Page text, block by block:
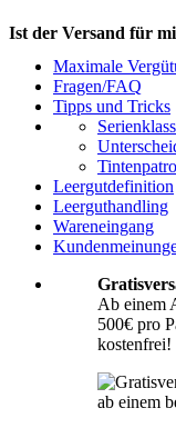
Ist der Versand für
Ein kostenfreier Versand
erst ab einem
möglich. Unter diesen
pro Paket bzw. 119,00€
eingesandten
erreichen, empfehlen wir
Versand können Sie den
Wie muss ich die
sich um
eine sichere
der Sendung gegen
Versandes ausgesetzt ist
Informationen hierzu
Maximale
Fragen/FAQ
Tipps und Tricks
Leergutdefinition
Leerguthandling
Wareneingang
Ab einem
500€ pro
kostenfrei!